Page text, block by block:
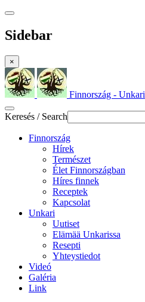
Sidebar
×
Finnország - Unkari
Keresés / Search
Finnország
Hírek
Természet
Élet Finnországban
Híres finnek
Receptek
Kapcsolat
Unkari
Uutiset
Elämää Unkarissa
Resepti
Yhteystiedot
Videó
Galéria
Link